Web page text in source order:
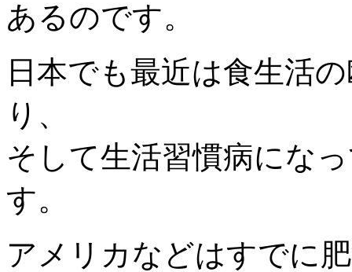
あるのです。
日本でも最近は食生活
り、
そして生活習慣病にな
す。
アメリカなどはすでに